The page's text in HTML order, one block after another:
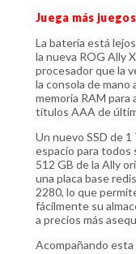
Juega más juegos
La batería está
la nueva ROG Ally
procesador que la
la consola de mano
memoria RAM
títulos AAA de
Un nuevo SSD de
espacio para todos
512 GB de la Ally
una placa base
2280, lo que
fácilmente su
a precios más
Acompañando esta